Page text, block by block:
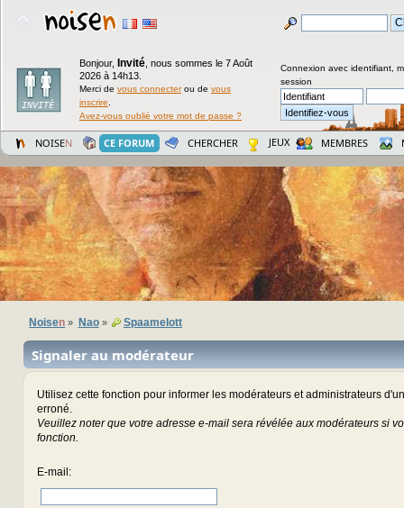
Bonjour, Invité nous sommes le 7 Août
2026 à 14h13.
Merci de vous connecterou de vous
inscrire
Avez-vous oublié votre mot de passe ?
Connexion avec identifiant,
session
NOISEN CE FORUM CHERCHER JEUX MEMBRES
Noisen » Nao» Spaamelott
Signaler au modérateur
Utilisez cette fonction pour informer les modérateurs et administrateurs
erroné.
Veuillez noter que votre adresse e-mail sera révélée aux modérateurs si
fonction.
E-mail :